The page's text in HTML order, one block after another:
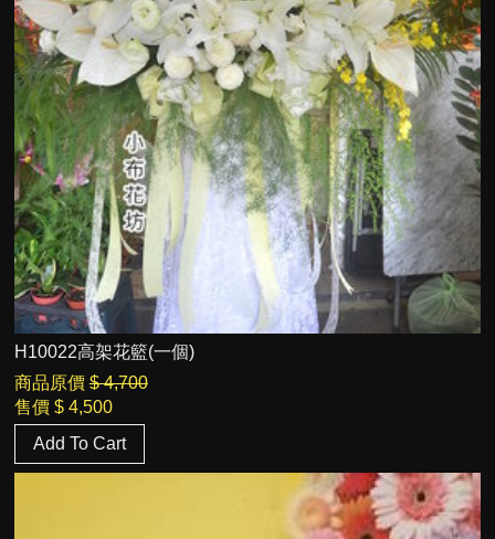
H10022高架花籃(一個)
商品原價 $ 4,700
售價 $ 4,500
Add To Cart